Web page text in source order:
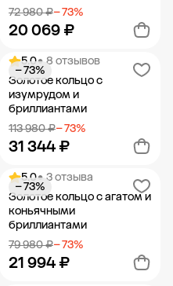
72 980 ₽− 73%
20 069 ₽
Добавить в корзину
5.0• 8 отзывов
Золотое кольцо с
изумрудом и
бриллиантами
113 980 ₽− 73%
31 344 ₽
− 73%
Добавить в корзину
5.0• 3 отзыва
Золотое кольцо с агатом и
коньячными
бриллиантами
79 980 ₽− 73%
21 994 ₽
− 73%